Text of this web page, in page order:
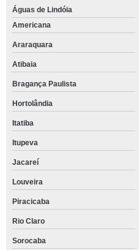
Águas de Lindóia
Americana
Araraquara
Atibaia
Bragança Paulista
Hortolândia
Itatiba
Itupeva
Jacareí
Louveira
Piracicaba
Rio Claro
Sorocaba